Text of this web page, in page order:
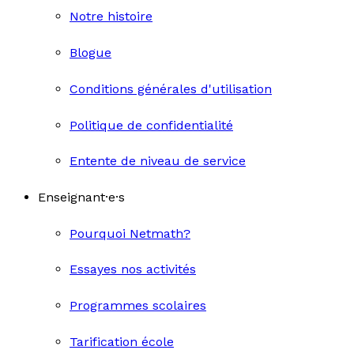
Notre histoire
Blogue
Conditions générales d'utilisation
Politique de confidentialité
Entente de niveau de service
Enseignant·e·s
Pourquoi Netmath?
Essayes nos activités
Programmes scolaires
Tarification école